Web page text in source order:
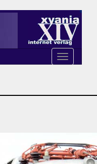
Toggle
navigation